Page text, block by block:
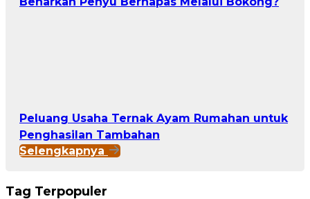
Peluang Usaha Ternak Ayam Rumahan untuk
Penghasilan Tambahan
Selengkapnya
Tag Terpopuler